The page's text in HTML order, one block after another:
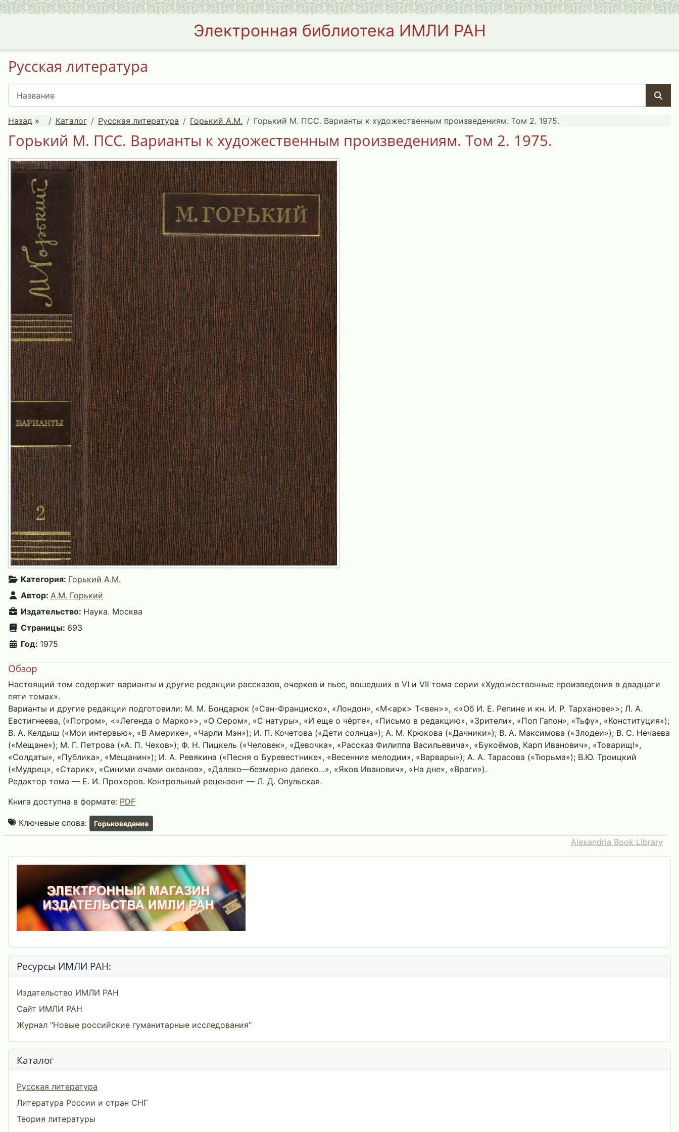
Электронная библиотека ИМЛИ РАН
Русская литература
Назад » Каталог Русская литература Горький А.М. Горький М. ПСС. Варианты к художественным произведениям. Том 2. 1975.
Горький М. ПСС. Варианты к художественным произведениям. Том 2. 1975.
Категория: Горький А.М.
Автор: А.М. Горький
Издательство: Наука. Москва
Страницы: 693
Год: 1975
Обзор
Настоящий том содержит варианты и другие редакции рассказов, очерков и пьес, вошедших в VI и VII тома серии «Художественные произведения в двадцати
пяти томах».
Варианты и другие редакции подготовили: М. М. Бондарюк («Сан-Франциско», «Лондон», «М<арк> Т<вен>», <«Об И. Е. Репине и кн. И. Р. Тарханове»>; Л. А.
Евстигнеева, («Погром», <«Легенда о Марко»>, «О Сером», «С натуры», «И еще о чёрте», «Письмо в редакцию», «Зрители», «Поп Гапон», «Тьфу», «Конституция»);
В. А. Келдыш («Мои интервью», «В Америке», «Чарли Мэн»); И. П. Кочетова («Дети солнца»); А. М. Крюкова («Дачники»); В. А. Максимова («Злодеи»); В. С. Нечаева
(«Мещане»); М. Г. Петрова («А. П. Чехов»); Ф. Н. Пицкель («Человек», «Девочка», «Рассказ Филиппа Васильевича», «Букоёмов, Карп Иванович», «Товарищ!»,
«Солдаты», «Публика», «Мещанин»); И. А. Ревякина («Песня о Буревестнике», «Весенние мелодии», «Варвары»); А. А. Тарасова («Тюрьма»); В.Ю. Троицкий
(«Мудрец», «Старик», «Синими очами океанов», «Далеко—безмерно далеко...», «Яков Иванович», «На дне», «Враги»).
Редактор тома — Е. И. Прохоров. Контрольный рецензент — Л. Д. Опульская.
Книга доступна в формате: PDF
Ключевые слова: Горьковедение
Alexandria Book Library
Ресурсы ИМЛИ РАН:
Издательство ИМЛИ РАН
Сайт ИМЛИ РАН
Журнал "Новые российские гуманитарные исследования"
Каталог
Русская литература
Литература России и стран СНГ
Теория литературы